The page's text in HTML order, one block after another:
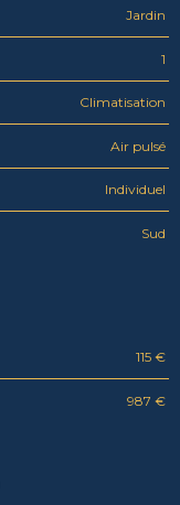
Jardin
1
Climatisation
Air pulsé
Individuel
Sud
115 €
987 €